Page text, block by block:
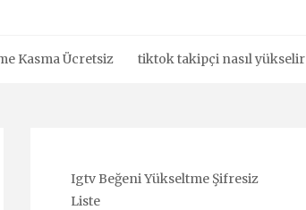
Kasma Ücretsiz tiktok takipçi nasıl yükselir
Igtv Beğeni Yükseltme Şifresiz
Liste